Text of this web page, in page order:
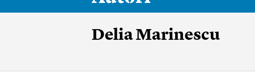
Delia Marinescu